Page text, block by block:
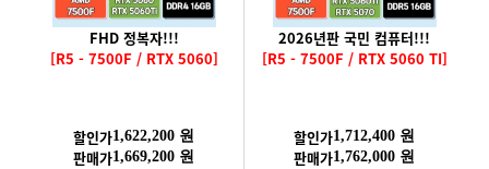
FHD 정복자!!!
[R5 - 7500F / RTX 5060]
할인가1,622,200 원
판매가1,669,200 원
2026년판 국민 컴퓨터!!!
[R5 - 7500F / RTX 5060 TI]
할인가1,712,400 원
판매가1,762,000 원